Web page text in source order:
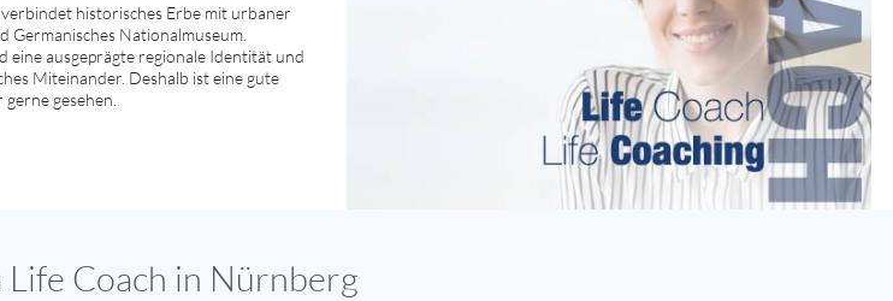
historisches Erbe mit urbaner
Nationalmuseum.
ausgeprägte regionale Identität und
Miteinander. Deshalb ist eine gute
gesehen.
Coach in Nürnberg